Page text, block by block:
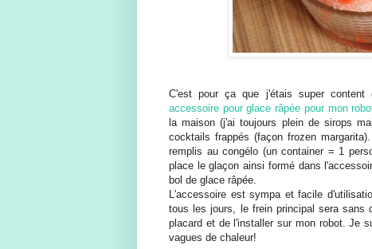
C'est pour ça que j'étais super
accessoire pour glace râpée pour mon
la maison (j'ai toujours plein de sirops
cocktails frappés (façon frozen
remplis au congélo (un container = 1
place le glaçon ainsi formé dans
bol de glace râpée.
L'accessoire est sympa et facile
tous les jours, le frein principal sera sans
placard et de l'installer sur mon robot. Je
vagues de chaleur!